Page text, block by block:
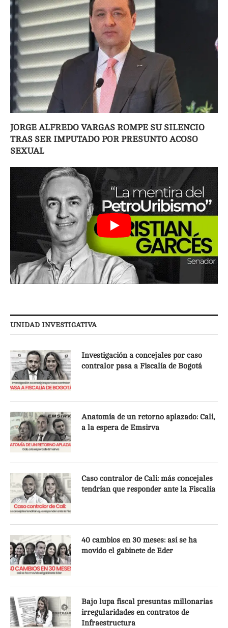
JORGE ALFREDO VARGAS ROMPE SU SILENCIO
TRAS SER IMPUTADO POR PRESUNTO ACOSO
SEXUAL
UNIDAD INVESTIGATIVA
Investigación a concejales por caso
contralor pasa a Fiscalía de Bogotá
Anatomía de un retorno aplazado: Cali,
a la espera de Emsirva
Caso contralor de Cali: más concejales
tendrían que responder ante la Fiscalía
40 cambios en 30 meses: así se ha
movido el gabinete de Eder
Bajo lupa fiscal presuntas millonarias
irregularidades en contratos de
Infraestructura